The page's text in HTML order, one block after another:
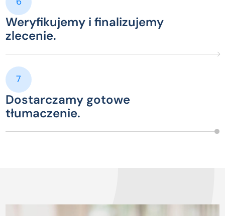
Weryfikujemy i finalizujemy
zlecenie.
7
Dostarczamy gotowe
tłumaczenie.